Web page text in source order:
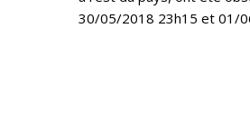
30/05/2018 23h15 et 01/